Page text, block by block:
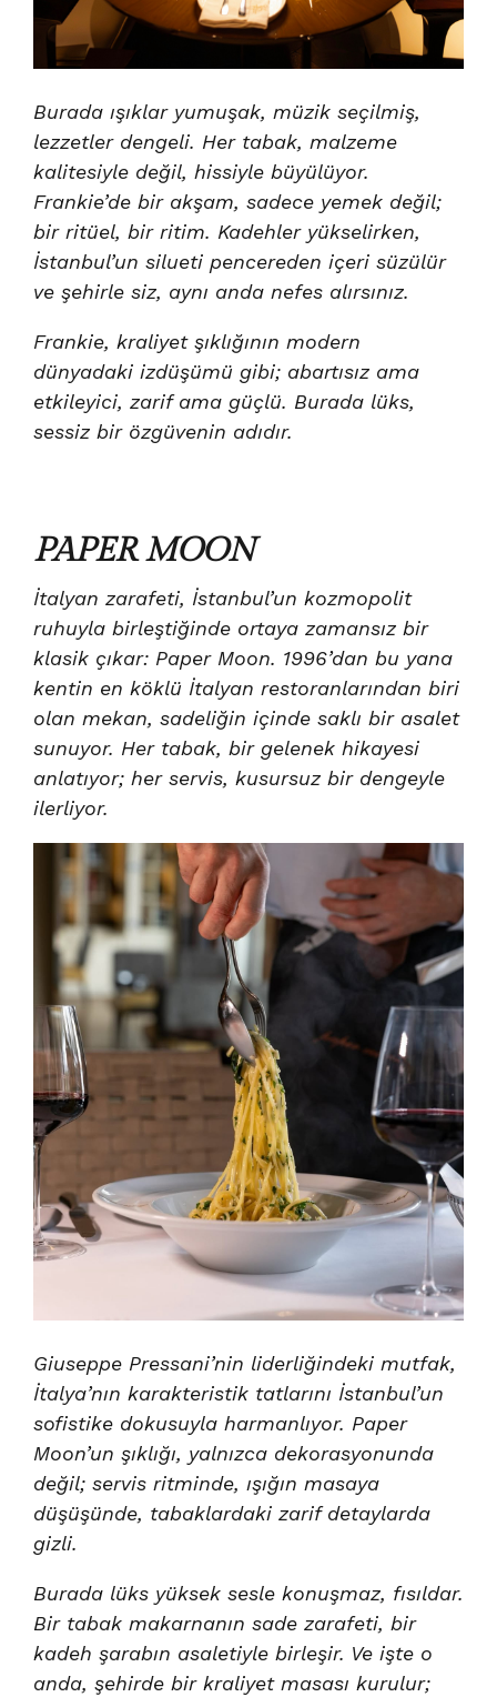
Burada ışıklar yumuşak, müzik seçilmiş,
lezzetler dengeli. Her tabak, malzeme
kalitesiyle değil, hissiyle büyülüyor.
Frankie’de bir akşam, sadece yemek değil;
bir ritüel, bir ritim. Kadehler yükselirken,
İstanbul’un silueti pencereden içeri süzülür
ve şehirle siz, aynı anda nefes alırsınız.
Frankie, kraliyet şıklığının modern
dünyadaki izdüşümü gibi; abartısız ama
etkileyici, zarif ama güçlü. Burada lüks,
sessiz bir özgüvenin adıdır.
PAPER MOON
İtalyan zarafeti, İstanbul’un kozmopolit
ruhuyla birleştiğinde ortaya zamansız bir
klasik çıkar: Paper Moon. 1996’dan bu yana
kentin en köklü İtalyan restoranlarından biri
olan mekan, sadeliğin içinde saklı bir asalet
sunuyor. Her tabak, bir gelenek hikayesi
anlatıyor; her servis, kusursuz bir dengeyle
ilerliyor.
Giuseppe Pressani’nin liderliğindeki mutfak,
İtalya’nın karakteristik tatlarını İstanbul’un
sofistike dokusuyla harmanlıyor. Paper
Moon’un şıklığı, yalnızca dekorasyonunda
değil; servis ritminde, ışığın masaya
düşüşünde, tabaklardaki zarif detaylarda
gizli.
Burada lüks yüksek sesle konuşmaz, fısıldar.
Bir tabak makarnanın sade zarafeti, bir
kadeh şarabın asaletiyle birleşir. Ve işte o
anda, şehirde bir kraliyet masası kurulur;